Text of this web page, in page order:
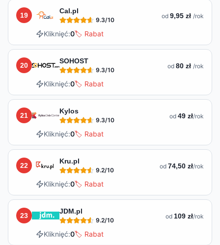
19
Cal.pl
9.3/10 od 9,95 zł /rok
Kliknięć:0🏷️ Rabat
20
SOHOST
9.3/10 od 80 zł /rok
Kliknięć:0🏷️ Rabat
21
Kylos
9.3/10 od 49 zł/rok
Kliknięć:0🏷️ Rabat
22
Kru.pl
9.2/10 od 74,50 zł/rok
Kliknięć:0🏷️ Rabat
23
JDM.pl
9.2/10 od 109 zł/rok
Kliknięć:0🏷️ Rabat